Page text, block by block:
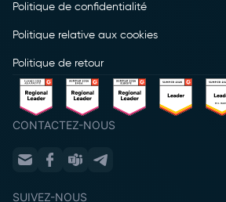
Politique de confidentialité
Politique relative aux cookies
Politique de retour
CONTACTEZ-NOUS
SUIVEZ-NOUS